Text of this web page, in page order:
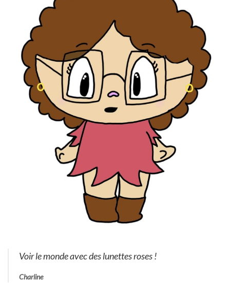
Voir le monde avec des lunettes roses !
Charline